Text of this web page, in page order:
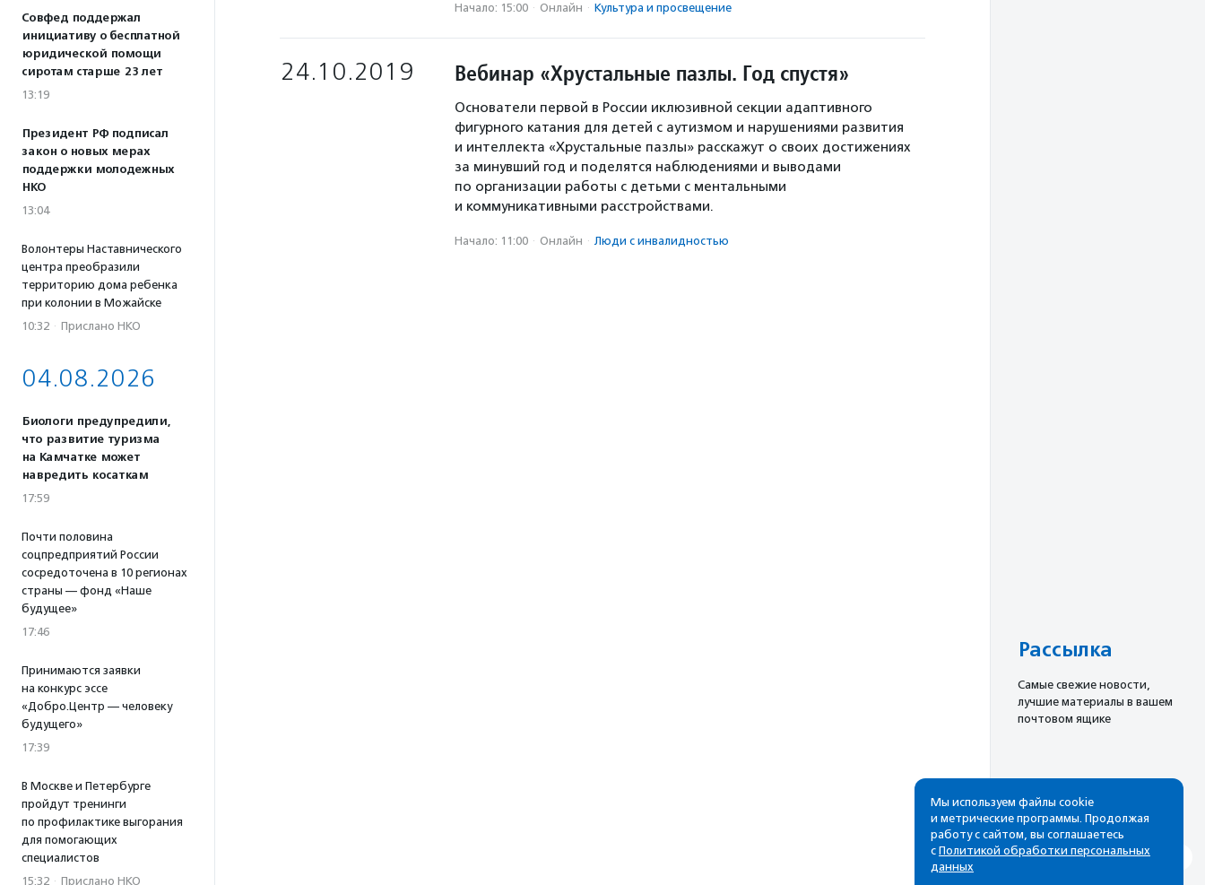
Совфед поддержал
инициативу о бесплатной
юридической помощи
сиротам старше 23 лет
13:19
Президент РФ подписал
закон о новых мерах
поддержки молодежных
НКО
13:04
Волонтеры Наставнического
центра преобразили
территорию дома ребенка
при колонии в Можайске
10:32 · Прислано НКО
04.08.2026
Биологи предупредили,
что развитие туризма
на Камчатке может
навредить косаткам
17:59
Почти половина
соцпредприятий России
сосредоточена в 10 регионах
страны — фонд «Наше
будущее»
17:46
Принимаются заявки
на конкурс эссе
«Добро.Центр — человеку
будущего»
17:39
В Москве и Петербурге
пройдут тренинги
по профилактике выгорания
для помогающих
специалистов
15:32 · Прислано НКО
Начало: 15:00 · Онлайн · Культура и просвещение
24.10.2019 Вебинар «Хрустальные пазлы. Год спустя»
Основатели первой в России иклюзивной секции адаптивного
фигурного катания для детей с аутизмом и нарушениями развития
и интеллекта «Хрустальные пазлы» расскажут о своих достижениях
за минувший год и поделятся наблюдениями и выводами
по организации работы с детьми с ментальными
и коммуникативными расстройствами.
Начало: 11:00 · Онлайн · Люди с инвалидностью
Рассылка
Cамые свежие новости,
лучшие материалы в вашем
почтовом ящике
Подписаться
Мы используем файлы cookie
и метрические программы. Продолжая
работу с сайтом, вы соглашаетесь
с Политикой обработки персональных
данных